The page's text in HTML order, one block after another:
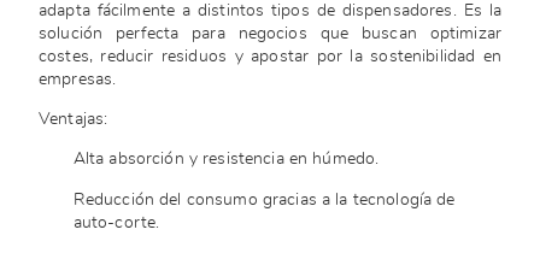
adapta fácilmente a distintos tipos de dispensadores. Es la
solución perfecta para negocios que buscan optimizar
costes, reducir residuos y apostar por la sostenibilidad en
empresas.
Ventajas:
Alta absorción y resistencia en húmedo.
Reducción del consumo gracias a la tecnología de
auto-corte.